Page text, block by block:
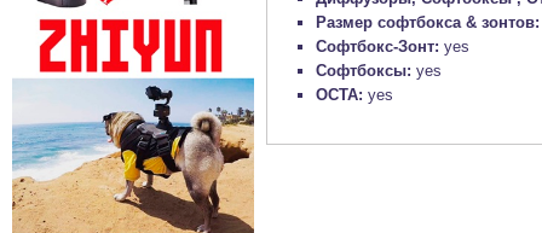
Размер софтбокса &
Софтбокс-Зонт: yes
Софтбоксы: yes
OCTA: yes